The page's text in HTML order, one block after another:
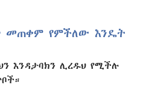
መጠቀም የምችለው እንዴት
እንዳታባክን ሊረዱህ የሚችሉ